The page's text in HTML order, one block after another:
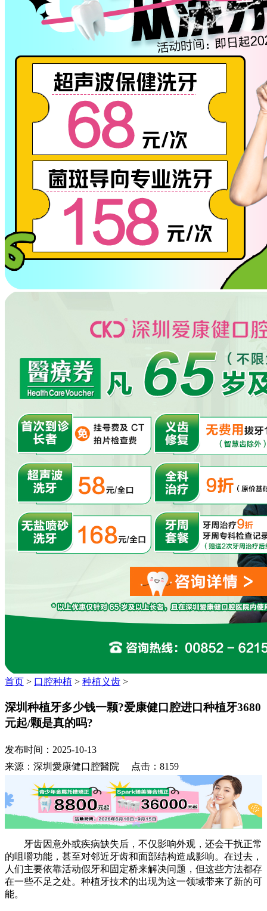
首页 > 口腔种植 > 种植义齿 >
深圳种植牙多少钱一颗?爱康健口腔进口种植牙3680
元起/颗是真的吗?
发布时间：2025-10-13
来源：深圳愛康健口腔醫院 点击：8159
牙齿因意外或疾病缺失后，不仅影响外观，还会干扰正常
的咀嚼功能，甚至对邻近牙齿和面部结构造成影响。在过去，
人们主要依靠活动假牙和固定桥来解决问题，但这些方法都存
在一些不足之处。种植牙技术的出现为这一领域带来了新的可
能。